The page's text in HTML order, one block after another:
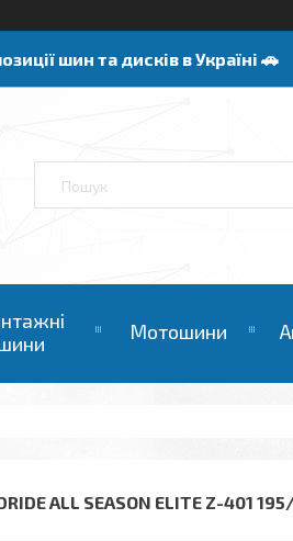
шин та дисків в Україні 🚗
Мотошини
ALL SEASON ELITE Z-401